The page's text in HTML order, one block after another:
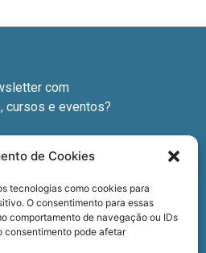
de Cookies
tecnologias como cookies para
O consentimento para essas
comportamento de navegação ou IDs
consentimento pode afetar
com
cursos e eventos?